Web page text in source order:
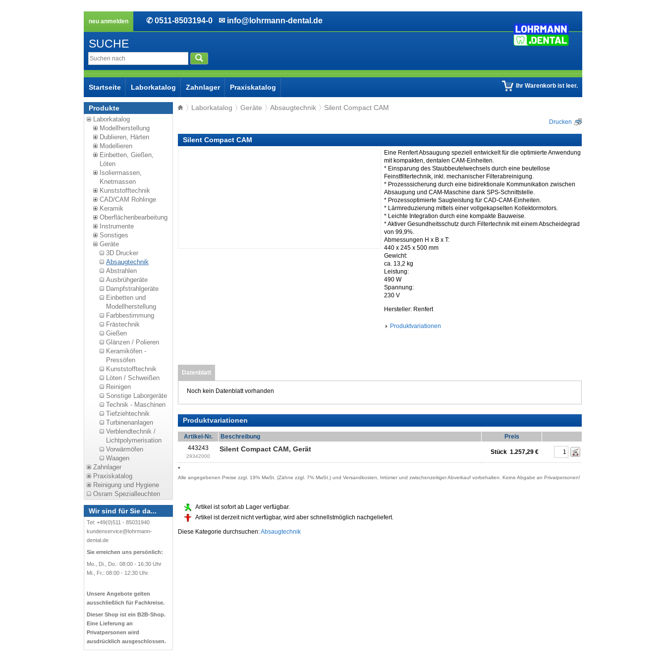
neu anmelden ✆ 0511-8503194-0 ✉ info@lohrmann-dental.de
SUCHE
Startseite Laborkatalog Zahnlager Praxiskatalog Ihr Warenkorb ist leer.
Produkte
Laborkatalog
Modellherstellung
Dublieren, Härten
Modellieren
Einbetten, Gießen,
Löten
Isoliermassen,
Knetmassen
Kunststofftechnik
CAD/CAM Rohlinge
Keramik
Oberflächenbearbeitung
Instrumente
Sonstiges
Geräte
3D Drucker
Absaugtechnik
Abstrahlen
Ausbrühgeräte
Dampfstrahlgeräte
Einbetten und
Modellherstellung
Farbbestimmung
Frästechnik
Gießen
Glänzen / Polieren
Keramiköfen -
Pressöfen
Kunststofftechnik
Löten / Schweißen
Reinigen
Sonstige Laborgeräte
Technik - Maschinen
Tiefziehtechnik
Turbinenanlagen
Verblendtechnik /
Lichtpolymerisation
Vorwärmöfen
Waagen
Zahnlager
Praxiskatalog
Reinigung und Hygiene
Osram Spezialleuchten
Wir sind für Sie da...
Tel: +49(0)511 - 85031940
kundenservice@lohrmann-
dental.de
Sie erreichen uns persönlich:
Mo., Di., Do.: 08:00 - 16:30 Uhr
Mi., Fr.: 08:00 - 12:30 Uhr.
Unsere Angebote gelten
ausschließlich für Fachkreise.
Dieser Shop ist ein B2B-Shop.
Eine Lieferung an
Privatpersonen wird
ausdrücklich ausgeschlossen.
Laborkatalog Geräte Absaugtechnik Silent Compact CAM
Drucken
Silent Compact CAM
Eine Renfert Absaugung speziell entwickelt für die optimierte Anwendung
mit kompakten, dentalen CAM-Einheiten.
* Einsparung des Staubbeutelwechsels durch eine beutellose
Feinstfiltertechnik, inkl. mechanischer Filterabreinigung.
* Prozesssicherung durch eine bidirektionale Kommunikation zwischen
Absaugung und CAM-Maschine dank SPS-Schnittstelle.
* Prozessoptimierte Saugleistung für CAD-CAM-Einheiten.
* Lärmreduzierung mittels einer vollgekapselten Kollektormotors.
* Leichte Integration durch eine kompakte Bauweise.
* Aktiver Gesundheitsschutz durch Filtertechnik mit einem Abscheidegrad
von 99,9%.
Abmessungen H x B x T:
440 x 245 x 500 mm
Gewicht:
ca. 13,2 kg
Leistung:
490 W
Spannung:
230 V
Hersteller: Renfert
Produktvariationen
Datenblatt
Noch kein Datenblatt vorhanden
Produktvariationen
Artikel-Nr. Beschreibung
Preis
443243
29342000
Silent Compact CAM, Gerät Stück 1.257,29 €
*
Alle angegebenen Preise zzgl. 19% MwSt. (Zähne zzgl. 7% MwSt.) und Versandkosten, Irrtümer und zwischenzeitiger Abverkauf vorbehalten. Keine Abgabe an Privatpersonen!
Artikel ist sofort ab Lager verfügbar.
Artikel ist derzeit nicht verfügbar, wird aber schnellstmöglich nachgeliefert.
Diese Kategorie durchsuchen:Absaugtechnik